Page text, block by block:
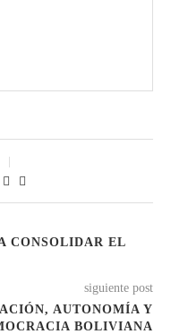
CONSOLIDAR EL
siguiente post
AUTONOMÍA Y
BOLIVIANA